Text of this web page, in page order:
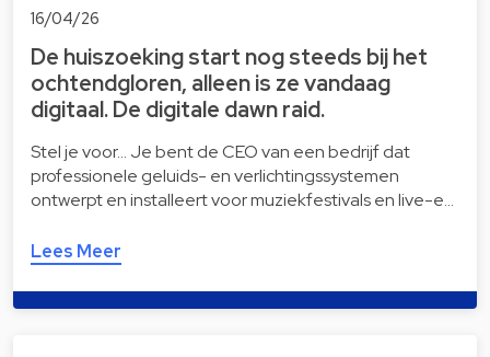
16/04/26
De huiszoeking start nog steeds bij het
ochtendgloren, alleen is ze vandaag
digitaal. De digitale dawn raid.
Stel je voor… Je bent de CEO van een bedrijf dat
professionele geluids- en verlichtingssystemen
ontwerpt en installeert voor muziekfestivals en live-e…
Lees Meer